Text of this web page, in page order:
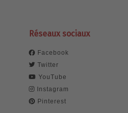
Réseaux sociaux
Facebook
Twitter
YouTube
Instagram
Pinterest